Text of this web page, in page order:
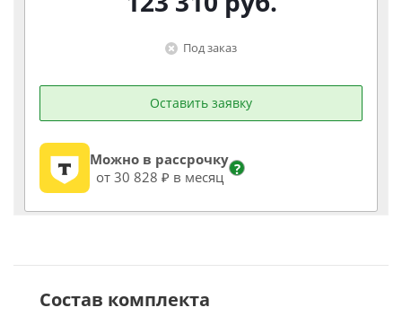
Под заказ
Оставить заявку
Можно в рассрочку
от 30 828 ₽ в месяц
?
Состав комплекта